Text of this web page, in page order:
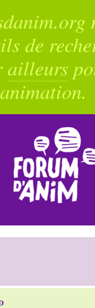
de
ailleurs